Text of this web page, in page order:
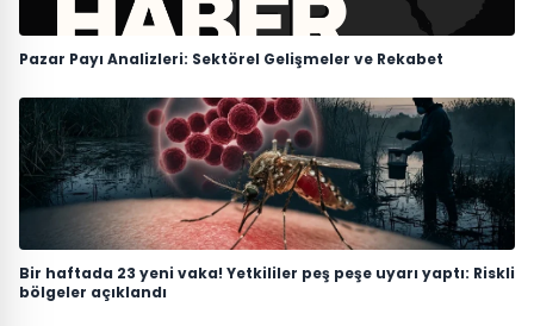
Pazar Payı Analizleri: Sektörel Gelişmeler ve Rekabet
Bir haftada 23 yeni vaka! Yetkililer peş peşe uyarı yaptı: Riskli
bölgeler açıklandı